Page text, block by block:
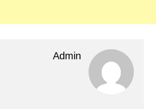
Admin